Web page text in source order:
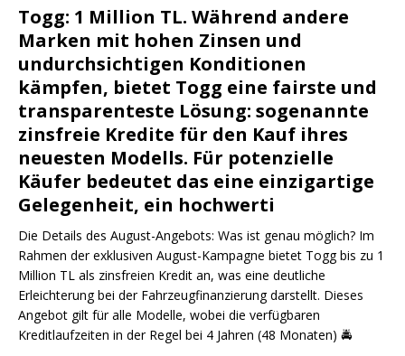
Togg: 1 Million TL. Während andere
Marken mit hohen Zinsen und
undurchsichtigen Konditionen
kämpfen, bietet Togg eine fairste und
transparenteste Lösung: sogenannte
zinsfreie Kredite für den Kauf ihres
neuesten Modells. Für potenzielle
Käufer bedeutet das eine einzigartige
Gelegenheit, ein hochwerti
Die Details des August-Angebots: Was ist genau möglich? Im
Rahmen der exklusiven August-Kampagne bietet Togg bis zu 1
Million TL als zinsfreien Kredit an, was eine deutliche
Erleichterung bei der Fahrzeugfinanzierung darstellt. Dieses
Angebot gilt für alle Modelle, wobei die verfügbaren
Kreditlaufzeiten in der Regel bei 4 Jahren (48 Monaten) 🚔